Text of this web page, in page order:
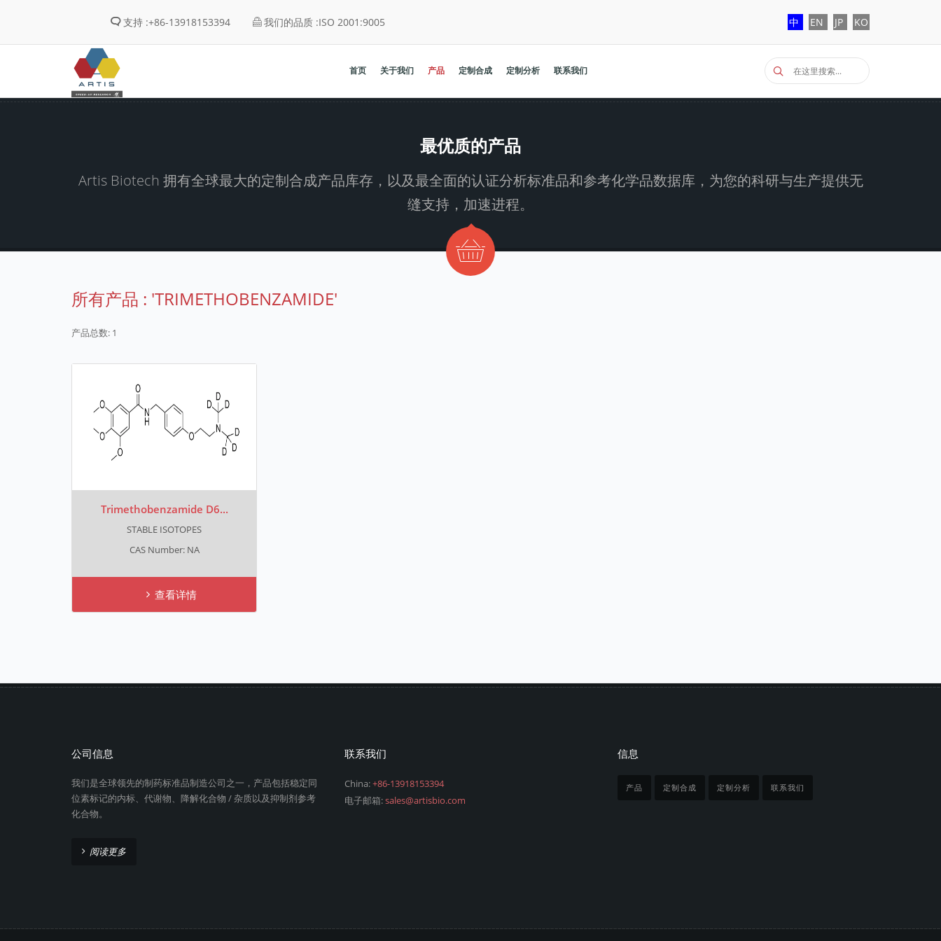
支持 :+86-13918153394 我们的品质 :ISO 2001:9005 中 EN JP KO
首页 关于我们 产品 定制合成 定制分析 联系我们
最优质的产品
Artis Biotech 拥有全球最大的定制合成产品库存，以及最全面的认证分析标准品和参考化学品数据库，为您的科研与生产提供无
缝支持，加速进程。
所有产品 : 'TRIMETHOBENZAMIDE'
产品总数: 1
Trimethobenzamide D6...
STABLE ISOTOPES
CAS Number: NA
查看详情
公司信息
我们是全球领先的制药标准品制造公司之一，产品包括稳定同
位素标记的内标、代谢物、降解化合物 / 杂质以及抑制剂参考
化合物。
阅读更多
联系我们
China:+86-13918153394
电子邮箱:sales@artisbio.com
信息
产品 定制合成 定制分析 联系我们